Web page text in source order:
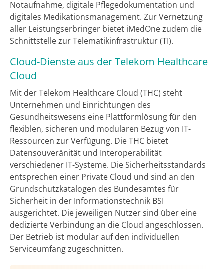
Notaufnahme, digitale Pflegedokumentation und
digitales Medikationsmanagement. Zur Vernetzung
aller Leistungserbringer bietet iMedOne zudem die
Schnittstelle zur Telematikinfrastruktur (TI).
Cloud-Dienste aus der Telekom Healthcare
Cloud
Mit der Telekom Healthcare Cloud (THC) steht
Unternehmen und Einrichtungen des
Gesundheitswesens eine Plattformlösung für den
flexiblen, sicheren und modularen Bezug von IT-
Ressourcen zur Verfügung. Die THC bietet
Datensouveränität und Interoperabilität
verschiedener IT-Systeme. Die Sicherheitsstandards
entsprechen einer Private Cloud und sind an den
Grundschutzkatalogen des Bundesamtes für
Sicherheit in der Informationstechnik BSI
ausgerichtet. Die jeweiligen Nutzer sind über eine
dedizierte Verbindung an die Cloud angeschlossen.
Der Betrieb ist modular auf den individuellen
Serviceumfang zugeschnitten.